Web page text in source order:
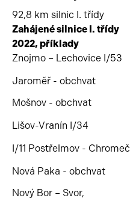
92,8 km silnic I. třídy
Zahájené silnice I. třídy
2022, příklady
Znojmo – Lechovice I/53
Jaroměř - obchvat
Mošnov - obchvat
Lišov-Vranín I/34
I/11 Postřelmov - Chromeč
Nová Paka - obchvat
Nový Bor – Svor,